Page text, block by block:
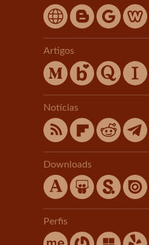
Artigos
Notícias
Downloads
Perfis